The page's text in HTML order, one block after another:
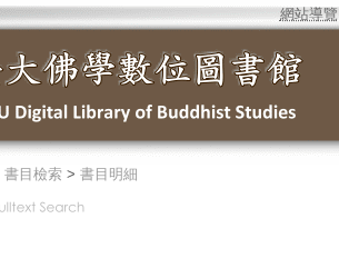
網站導覽
書目檢索> 書目明細